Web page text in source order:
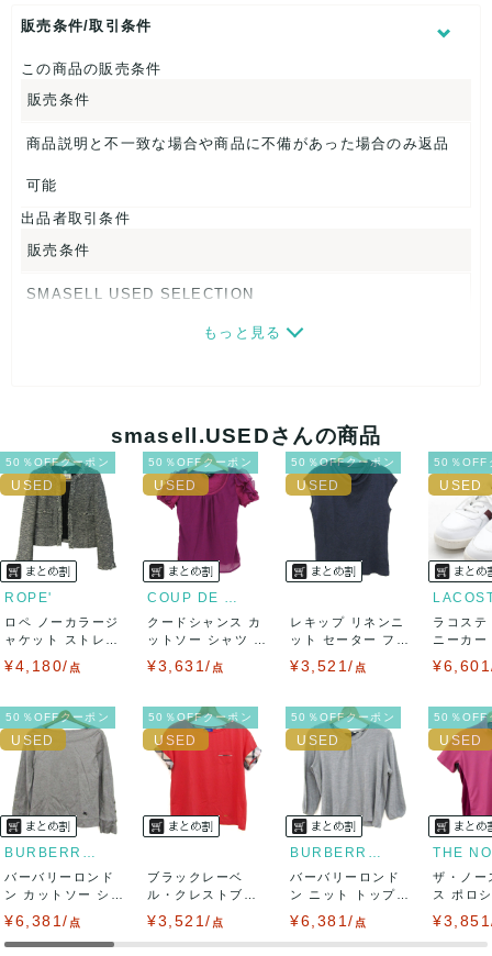
なし
販売条件/取引条件
この商品の販売条件
販売条件
商品説明と不一致な場合や商品に不備があった場合のみ返品
可能
出品者取引条件
販売条件
SMASELL USED SELECTION
画像ダウンロードなので、転売にも最適♪
ネコポスの場合は日時指定ができませんので、ご了承下さい
ませ。
USED品に関しましては、見る方によって状態の価値観が異な
りますので、トラブルを避けるため、神経質な方や完璧な商
品を求められる方は御購入をお控えください。
また商品には細心の注意をはらっておりますが、何かござい
ましたら、レビュー記載前に必ずコメント欄よりご連絡お願
い致します。対応できることがあれば、誠意をもって対応致
します。
また並行輸入品もございますので、真贋方法などお答えでき
ない場合もございます。
万が一、購入後に偽造品等が発覚しましたら、返品・返金に
もっと見る
smasell.USEDさんの商品
50％OFFクーポン
ROPE'
ロペ ノーカラージ
ャケット ストレッ
¥4,180/ 点
50％OFFクーポン
COUP DE CHANCE
クードシャンス カ
ットソー シャツ 半
¥3,631/ 点
50％OFFクーポン
レキップ リネンニ
ット セーター フレ
¥3,521/ 点
50％OFF
ラコステ
ニーカ
50％OFFクーポン
BURBERRY LONDON
バーバリーロンド
ン カットソー シャ
¥6,381/ 点
50％OFFクーポン
ブラックレーベ
ル・クレストブリ
...
¥3,521/ 点
50％OFFクーポン
BURBERRY LONDON
バーバリーロンド
ン ニット トップス
¥6,381/ 点
50％OFF
ザ・ノー
ス ポロ